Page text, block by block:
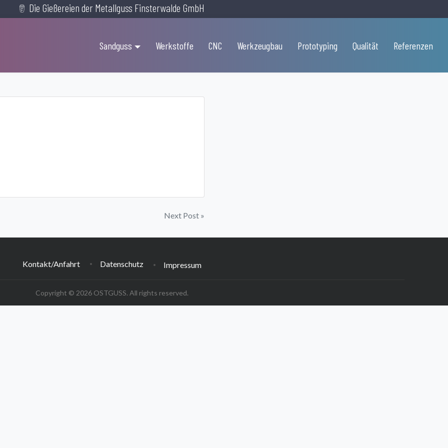
Die Gießereien der Metallguss Finsterwalde GmbH
Sandguss Werkstoffe CNC Werkzeugbau Prototyping Qualität Referenzen
Next Post »
Kontakt/Anfahrt Datenschutz Impressum
Copyright © 2026 OSTGUSS. All rights reserved.